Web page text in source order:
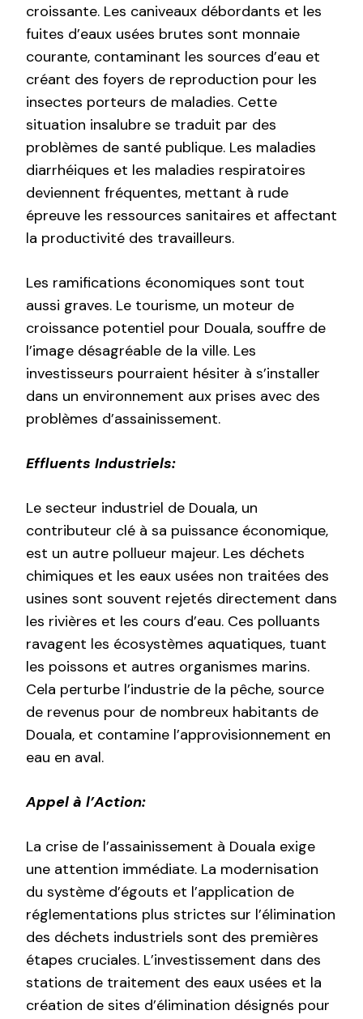
croissante. Les caniveaux débordants et les
fuites d’eaux usées brutes sont monnaie
courante, contaminant les sources d’eau et
créant des foyers de reproduction pour les
insectes porteurs de maladies. Cette
situation insalubre se traduit par des
problèmes de santé publique. Les maladies
diarrhéiques et les maladies respiratoires
deviennent fréquentes, mettant à rude
épreuve les ressources sanitaires et affectant
la productivité des travailleurs.
Les ramifications économiques sont tout
aussi graves. Le tourisme, un moteur de
croissance potentiel pour Douala, souffre de
l’image désagréable de la ville. Les
investisseurs pourraient hésiter à s’installer
dans un environnement aux prises avec des
problèmes d’assainissement.
Effluents Industriels:
Le secteur industriel de Douala, un
contributeur clé à sa puissance économique,
est un autre pollueur majeur. Les déchets
chimiques et les eaux usées non traitées des
usines sont souvent rejetés directement dans
les rivières et les cours d’eau. Ces polluants
ravagent les écosystèmes aquatiques, tuant
les poissons et autres organismes marins.
Cela perturbe l’industrie de la pêche, source
de revenus pour de nombreux habitants de
Douala, et contamine l’approvisionnement en
eau en aval.
Appel à l’Action:
La crise de l’assainissement à Douala exige
une attention immédiate. La modernisation
du système d’égouts et l’application de
réglementations plus strictes sur l’élimination
des déchets industriels sont des premières
étapes cruciales. L’investissement dans des
stations de traitement des eaux usées et la
création de sites d’élimination désignés pour